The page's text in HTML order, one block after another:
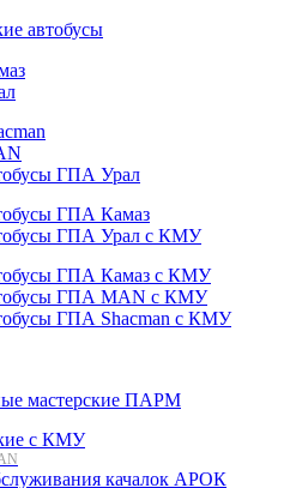
автобусы
ГПА Урал
ГПА Камаз
ГПА Урал с КМУ
ГПА Камаз с КМУ
ГПА MAN с КМУ
ГПА Shacman с КМУ
мастерские ПАРМ
с КМУ
качалок АРОК